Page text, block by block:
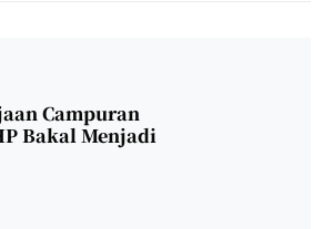
Campuran
Bakal Menjadi